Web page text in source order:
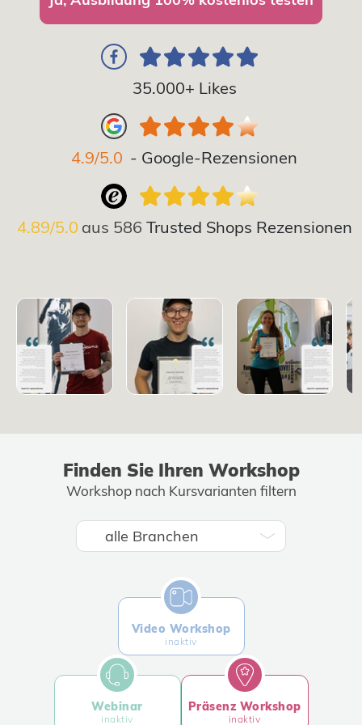
35.000+ Likes
4.9/5.0 - Google-Rezensionen
4.89/5.0 aus 586 Trusted Shops Rezensionen
Finden Sie Ihren Workshop
Workshop nach Kursvarianten filtern
Video Workshop
inaktiv
Webinar
inaktiv
Präsenz Workshop
inaktiv